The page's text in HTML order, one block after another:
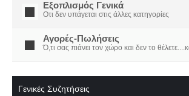
Εξοπλισμός Γενικά
Οτι δεν υπάγεται στις άλλες κατηγορίες
Αγορές-Πωλήσεις
Ό,τι σας πιάνει τον χώρο και δεν το
Γενικές Συζητήσεις